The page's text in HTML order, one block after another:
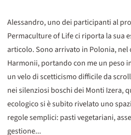
Alessandro, uno dei participanti al
Permaculture of Life ci riporta la sua
articolo. Sono arrivato in Polonia, nel
Harmonii, portando con me un peso
un velo di scetticismo difficile da
nei silenziosi boschi dei Monti Izera,
ecologico si è subito rivelato uno
regole semplici: pasti vegetariani,
gestione...